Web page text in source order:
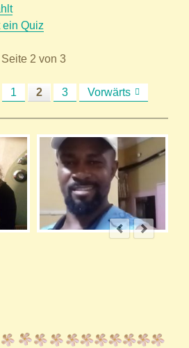
ein Quiz
Seite 2 von 3
1 2 3 Vorwärts